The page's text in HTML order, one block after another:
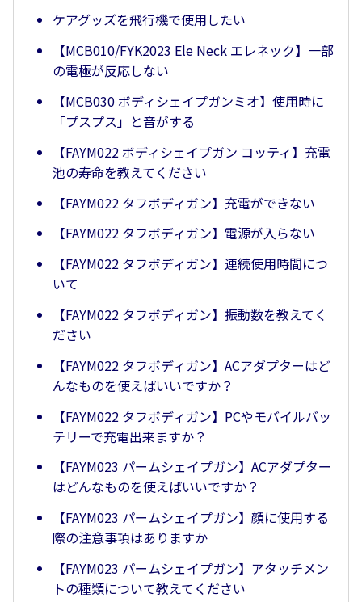
ケアグッズを飛行機で使用したい
【MCB010/FYK2023 Ele Neck エレネック】一部
の電極が反応しない
【MCB030 ボディシェイプガンミオ】使用時に
「プスプス」と音がする
【FAYM022 ボディシェイプガン コッティ】充電
池の寿命を教えてください
【FAYM022 タフボディガン】充電ができない
【FAYM022 タフボディガン】電源が入らない
【FAYM022 タフボディガン】連続使用時間につ
いて
【FAYM022 タフボディガン】振動数を教えてく
ださい
【FAYM022 タフボディガン】ACアダプターはど
んなものを使えばいいですか？
【FAYM022 タフボディガン】PCやモバイルバッ
テリーで充電出来ますか？
【FAYM023 パームシェイプガン】ACアダプター
はどんなものを使えばいいですか？
【FAYM023 パームシェイプガン】顔に使用する
際の注意事項はありますか
【FAYM023 パームシェイプガン】アタッチメン
トの種類について教えてください